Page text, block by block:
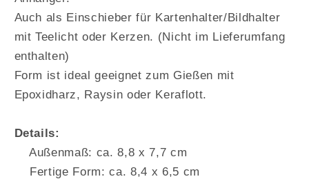
Auch als Einschieber für Kartenhalter/Bildhalter
mit Teelicht oder Kerzen. (Nicht im Lieferumfang
enthalten)
Form ist ideal geeignet zum Gießen mit
Epoxidharz, Raysin oder Keraflott.
Details:
Außenmaß: ca. 8,8 x 7,7 cm
Fertige Form: ca. 8,4 x 6,5 cm